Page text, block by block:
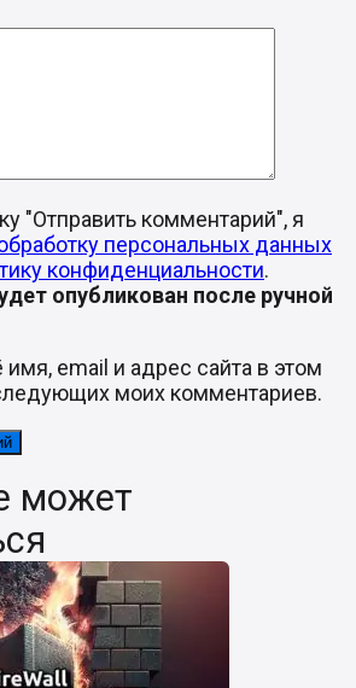
"Отправить комментарий", я
персональных данных
конфиденциальности.
опубликован после ручной
email и адрес сайта в этом
моих комментариев.
может